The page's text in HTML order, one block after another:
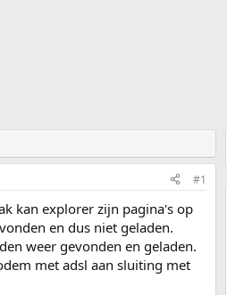
#1
kan explorer zijn pagina's op
en dus niet geladen.
weer gevonden en geladen.
met adsl aan sluiting met